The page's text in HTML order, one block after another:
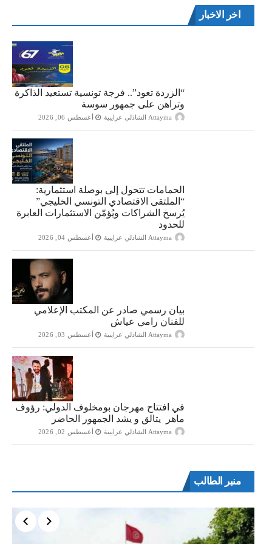
اخر الاخبار
“الزردة تعود”.. فرجة تونسية تستعيد الذاكرة
وتراهن على جمهور سوسة
Attayma الشاذلي عرايبية أغسطس 06, 2026
الحمامات تتحول إلى بوصلة استثمارية:
“الملتقى الاقتصادي التونسي الخليجي”
يُرسخ الشراكات ويُؤمّن الاستثمارات العابرة
للحدود
Attayma الشاذلي عرايبية أغسطس 04, 2026
بيان رسمي صادر عن المكتب الإعلامي
للفنان رامي عياش
Attayma الشاذلي عرايبية أغسطس 03, 2026
في افتتاح مهرجان بومخلوف الدولي: رؤوف
ماهر يتالق و يشد الجمهور الحاضر
Attayma الشاذلي عرايبية أغسطس 02, 2026
منبر الطالب